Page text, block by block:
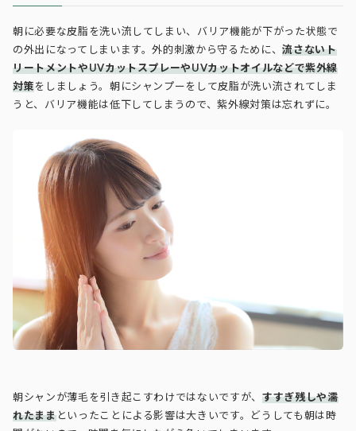
朝に必要な皮脂を洗い流してしまい、バリア機能が下がった状態で
の外出になってしまいます。外的刺激から守るために、流さないト
リートメントやUVカットスプレーやUVカットオイルなどで紫外線
対策をしましょう。朝にシャンプーをして皮脂が洗い流されてしま
うと、バリア機能は低下してしまうので、紫外線対策は忘れずに。
朝シャンが薄毛を引き起こすわけではないですが、 すすぎ残しや濡
れたままといったことによる影響は大きいです。どうしても朝は時